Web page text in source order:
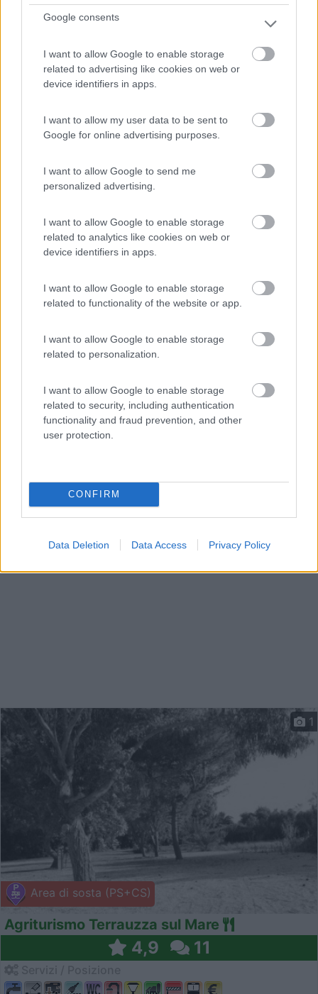
Google consents
I want to allow Google to enable storage
related to advertising like cookies on web or
device identifiers in apps.
I want to allow my user data to be sent to
Google for online advertising purposes.
I want to allow Google to send me
personalized advertising.
I want to allow Google to enable storage
related to analytics like cookies on web or
device identifiers in apps.
I want to allow Google to enable storage
related to functionality of the website or app.
I want to allow Google to enable storage
related to personalization.
I want to allow Google to enable storage
related to security, including authentication
functionality and fraud prevention, and other
user protection.
CONFIRM
Data Deletion Data Access Privacy Policy
Servizi / Posizione
L'agricampeggio, situato a un paio di km dalle località ...
Strada Laganelli, 8 int.3
Agricampeggio Alessandra
8,7 38
Servizi / Posizione
Torrenova (ME) - 121.7km
Area di sosta (PS+CS)
1
Agriturismo Terrauzza sul Mare
4,9 11